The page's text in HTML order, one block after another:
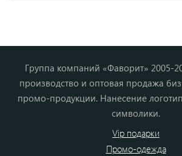
Группа компаний «Фаворит» 2005-
производство и оптовая продажа
промо-продукции. Нанесение
символики.
Vip подарки
Промо-одежда